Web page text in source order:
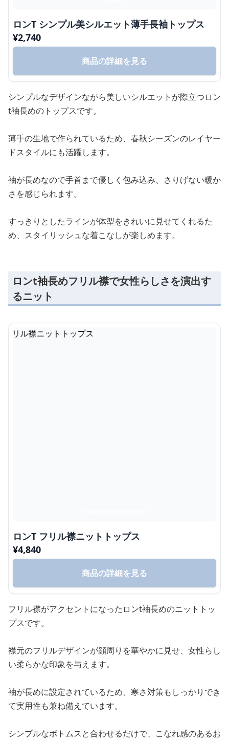
ロンT シンプル美シルエット薄手長袖トップス
¥2,740
商品の詳細を見る
シンプルなデザインながら美しいシルエットが際立つロン
t袖長めのトップスです。
薄手の生地で作られているため、春秋シーズンのレイヤー
ドスタイルにも活躍します。
袖が長めなので手首まで優しく包み込み、さりげない暖か
さを感じられます。
すっきりとしたラインが体型をきれいに見せてくれるた
め、スタイリッシュな着こなしが楽しめます。
ロンt袖長めフリル襟で女性らしさを演出す
るニット
ロンT フリル襟ニットトップス
¥4,840
商品の詳細を見る
フリル襟がアクセントになったロンt袖長めのニットトッ
プスです。
襟元のフリルデザインが顔周りを華やかに見せ、女性らし
い柔らかな印象を与えます。
袖が長めに設定されているため、寒さ対策もしっかりでき
て実用性も兼ね備えています。
シンプルなボトムスと合わせるだけで、こなれ感のあるお